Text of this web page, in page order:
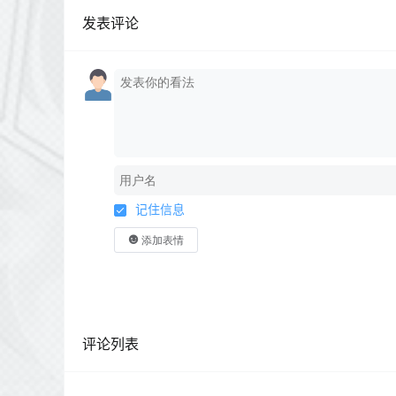
发表评论
记住信息
添加表情
评论列表